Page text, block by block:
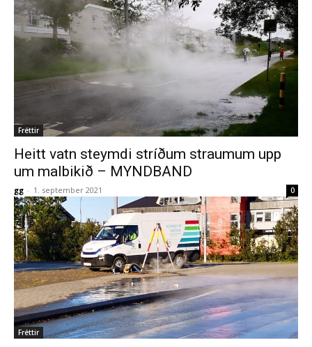
Fréttir
Heitt vatn steymdi stríðum straumum upp
um malbikið – MYNDBAND
gg - 1. september 2021 0
Fréttir